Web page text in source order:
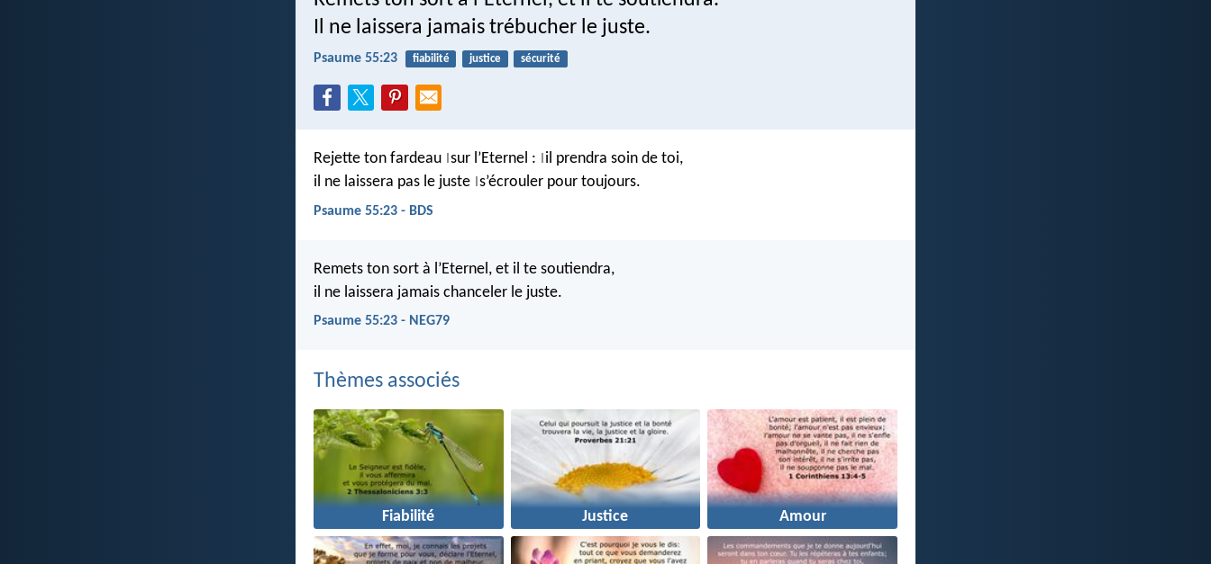
Il ne laissera jamais trébucher le juste.
Psaume 55:23 fiabilité justice sécurité
Rejette ton fardeau sur l’Eternel :
il prendra soin de toi,
il ne laissera pas le juste s’écrouler pour toujours.
Psaume 55:23 - BDS
Remets ton sort à l’Eternel, et il te soutiendra,
il ne laissera jamais chanceler le juste.
Psaume 55:23 - NEG79
Thèmes associés
Fiabilité Justice Amour